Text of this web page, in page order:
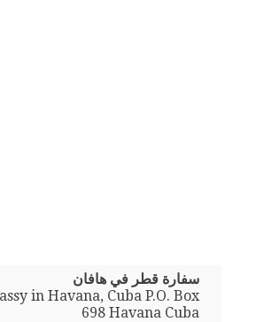
سفارة قطر في هافان
in Havana, Cuba P.O. Box
698 Havana Cuba